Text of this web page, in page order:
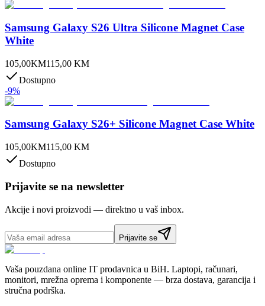
Samsung Galaxy S26 Ultra Silicone Magnet Case
White
105,00KM115,00 KM
Dostupno
-9%
Samsung Galaxy S26+ Silicone Magnet Case White
105,00KM115,00 KM
Dostupno
Prijavite se na newsletter
Akcije i novi proizvodi — direktno u vaš inbox.
Prijavite se
Vaša pouzdana online IT prodavnica u BiH. Laptopi, računari,
monitori, mrežna oprema i komponente — brza dostava, garancija i
stručna podrška.